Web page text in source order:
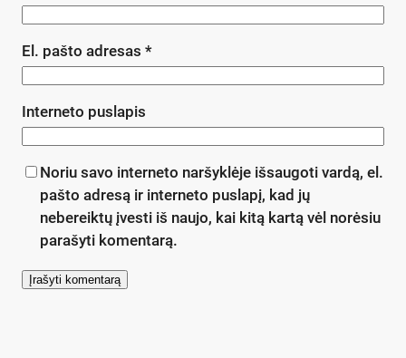
El. pašto adresas *
Interneto puslapis
Noriu savo interneto naršyklėje išsaugoti vardą, el.
pašto adresą ir interneto puslapį, kad jų
nebereiktų įvesti iš naujo, kai kitą kartą vėl norėsiu
parašyti komentarą.